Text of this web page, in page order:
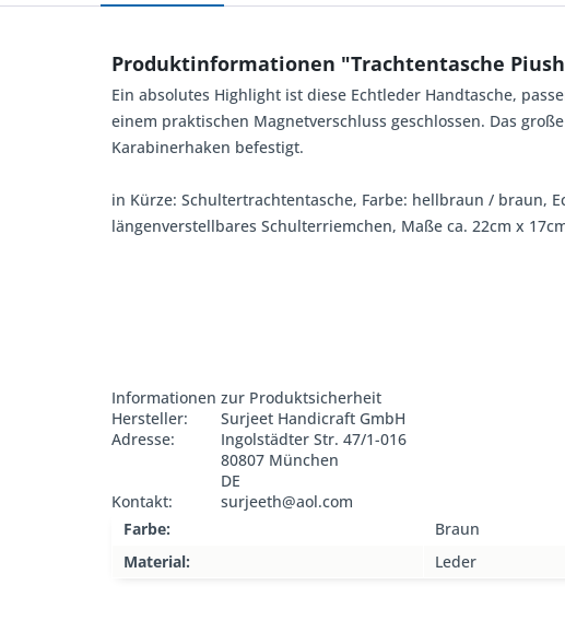
Produktinformationen "Trachtentasche
Ein absolutes Highlight ist diese Echtleder Handtasche,
einem praktischen Magnetverschluss geschlossen. Das
Karabinerhaken befestigt.
in Kürze: Schultertrachtentasche, Farbe: hellbraun / braun,
längenverstellbares Schulterriemchen, Maße ca. 22cm x
Informationen zur Produktsicherheit
Hersteller:
Surjeet Handicraft GmbH
Adresse:
Ingolstädter Str. 47/1-016
80807 München
DE
Kontakt:
surjeeth@aol.com
Farbe:
Braun
Material:
Leder